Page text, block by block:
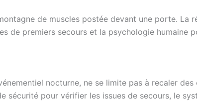
de muscles postée devant une porte. La
de premiers secours et la psychologie humaine
nocturne, ne se limite pas à recaler des
sécurité pour vérifier les issues de secours, le